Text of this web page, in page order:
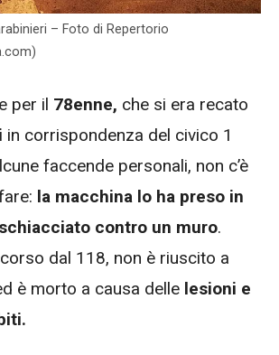
– Foto di Repertorio
per il 78enne, che si era recato
in corrispondenza del civico 1
faccende personali, non c’è
la macchina lo ha preso in
contro un muro.
dal 118, non è riuscito a
è morto a causa delle lesioni e